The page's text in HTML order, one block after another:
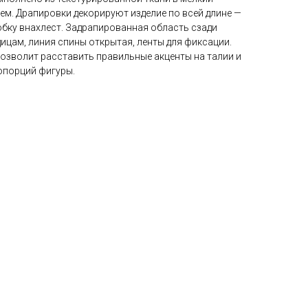
Драпировки декорируют изделие по всей длине —
внахлест. Задрапированная область сзади
линия спины открытая, ленты для фиксации.
расставить правильные акценты на талии и
фигуры.